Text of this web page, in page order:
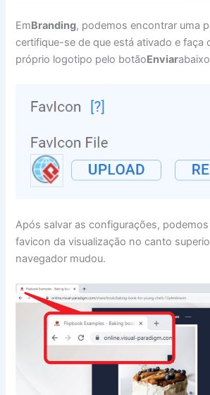
EmBranding, podemos encontrar uma
certifique-se de que está ativado e faça
próprio logotipo pelo botãoEnviar
Após salvar as configurações,
favicon da visualização no canto
navegador mudou.